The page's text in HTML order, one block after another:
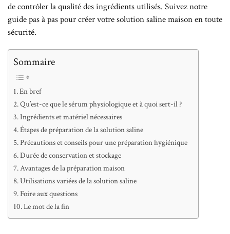
de contrôler la qualité des ingrédients utilisés. Suivez notre
guide pas à pas pour créer votre solution saline maison en toute
sécurité.
Sommaire
En bref
Qu’est-ce que le sérum physiologique et à quoi sert-il ?
Ingrédients et matériel nécessaires
Étapes de préparation de la solution saline
Précautions et conseils pour une préparation hygiénique
Durée de conservation et stockage
Avantages de la préparation maison
Utilisations variées de la solution saline
Foire aux questions
Le mot de la fin